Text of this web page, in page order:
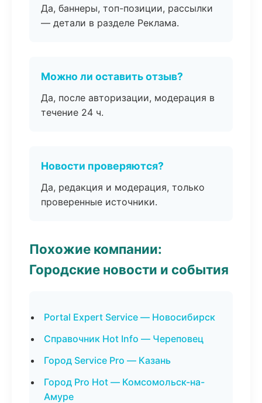
Да, баннеры, топ-позиции, рассылки
— детали в разделе Реклама.
Можно ли оставить отзыв?
Да, после авторизации, модерация в
течение 24 ч.
Новости проверяются?
Да, редакция и модерация, только
проверенные источники.
Похожие компании:
Городские новости и события
Portal Expert Service — Новосибирск
Справочник Hot Info — Череповец
Город Service Pro — Казань
Город Pro Hot — Комсомольск-на-
Амуре